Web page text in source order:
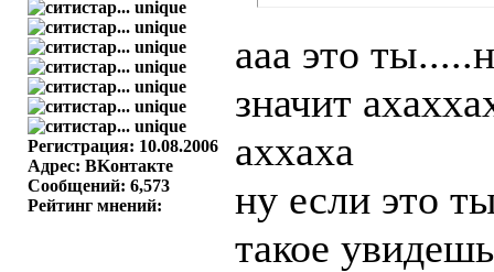
Регистрация: 10.08.2006
Адрес: BKонтактe
Сообщений: 6,573
Рейтинг мнений:
ааа это
значит
аххаха
ну если это
такое